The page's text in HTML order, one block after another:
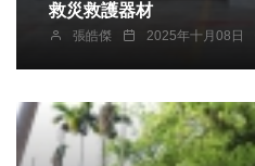
救災救護器材
張皓傑 2025年十月08日